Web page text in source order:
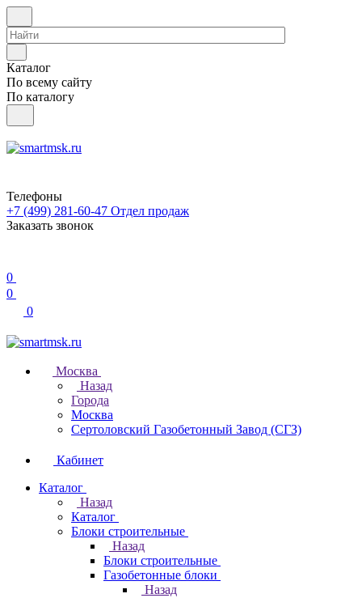
Каталог
По всему сайту
По каталогу
Телефоны
+7 (499) 281-60-47 Отдел продаж
Заказать звонок
0
0
0
Москва
Назад
Города
Москва
Сертоловский Газобетонный Завод (СГЗ)
Кабинет
Каталог
Назад
Каталог
Блоки строительные
Назад
Блоки строительные
Газобетонные блоки
Назад